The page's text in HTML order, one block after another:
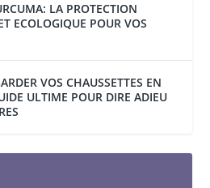
LA PROTECTION
ECOLOGIQUE POUR VOS
VOS CHAUSSETTES EN
ULTIME POUR DIRE ADIEU